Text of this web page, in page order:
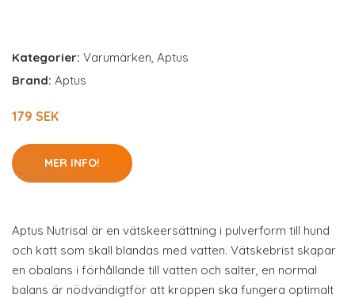
Kategorier: Varumärken, Aptus
Brand: Aptus
179 SEK
MER INFO!
Aptus Nutrisal är en vätskeersättning i pulverform till hund
och katt som skall blandas med vatten. Vätskebrist skapar
en obalans i förhållande till vatten och salter, en normal
balans är nödvändigtför att kroppen ska fungera optimalt